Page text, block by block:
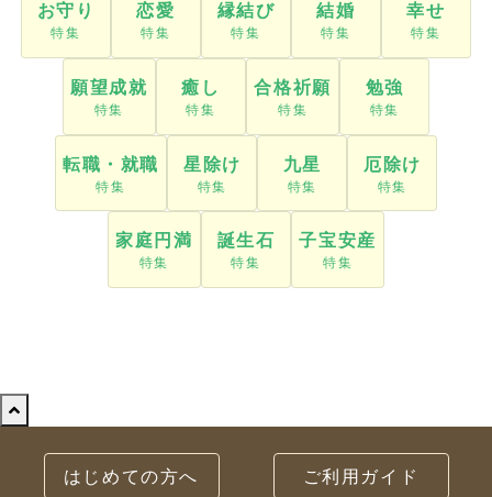
転職・就職 星除け 九星 厄除け
家庭円満 子宝安産
ヒラオカ宝石